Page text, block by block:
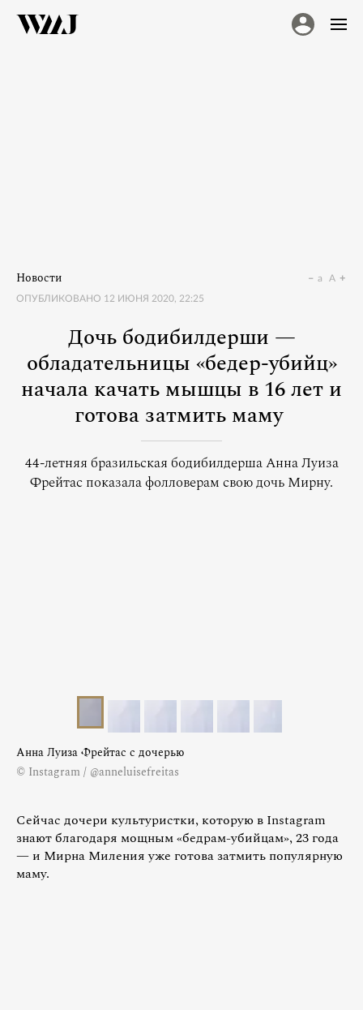
Новости
ОПУБЛИКОВАНО 12 ИЮНЯ 2020, 22:25
a A
Дочь бодибилдерши —
обладательницы «бедер-убийц»
начала качать мышцы в 16 лет и
готова затмить маму
44-летняя бразильская бодибилдерша Анна Луиза
Фрейтас показала фолловерам свою дочь Мирну.
Анна Луиза Фрейтас с дочерью
© Instagram / @anneluisefreitas
Сейчас дочери культуристки, которую в Instagram
знают благодаря мощным «бедрам-убийцам», 23 года
— и Мирна Миления уже готова затмить популярную
маму.